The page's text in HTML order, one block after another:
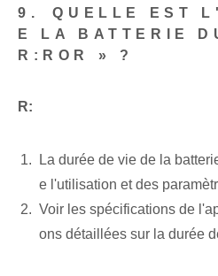
9.⁤ QUELLE EST
E LA BATTERIE
R:ROR » ?
R:
La durée de vie de la
e l'utilisation et des
Voir les spécifications de
ons détaillées sur la durée